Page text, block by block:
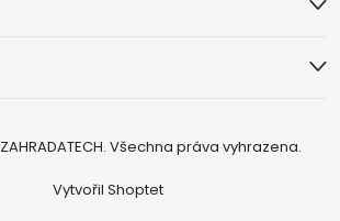
Vytvořil Shoptet
ZAHRADATECH. Všechna práva vyhrazena.